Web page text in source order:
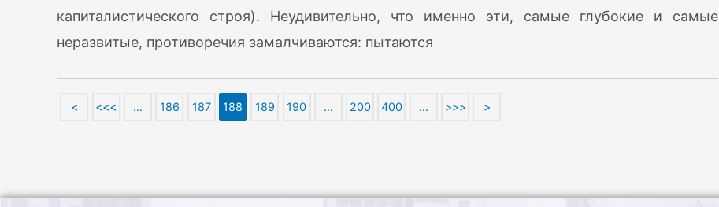
капиталистического строя). Неудивительно, что именно эти, самые глубокие и самые
неразвитые, противоречия замалчиваются: пытаются
< <<< … 186 187 188 189 190 … 200 400 … >>> >